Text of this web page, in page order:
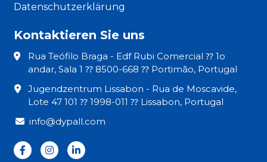
Datenschutzerklärung
Kontaktieren Sie uns
Rua Teófilo Braga - Edf Rubi Comercial ⁇ 1o
andar, Sala 1 ⁇ 8500-668 ⁇ Portimão, Portugal
Jugendzentrum Lissabon - Rua de Moscavide,
Lote 47 101 ⁇ 1998-011 ⁇ Lissabon, Portugal
info@dypall.com